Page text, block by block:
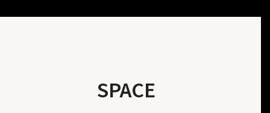
SPACE